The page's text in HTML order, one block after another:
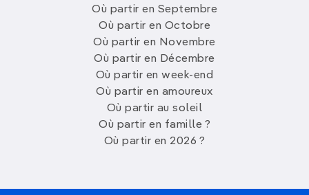
Où partir en Septembre
Où partir en Octobre
Où partir en Novembre
Où partir en Décembre
Où partir en week-end
Où partir en amoureux
Où partir au soleil
Où partir en famille ?
Où partir en 2026 ?